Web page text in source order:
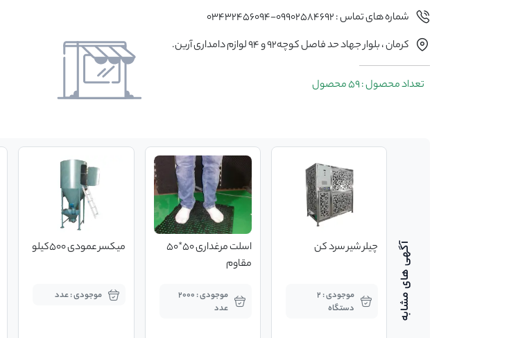
شماره های تماس : 09902584692-03432456094
کرمان ، بلوار جهاد حد فاصل کوچه۹۲ و ۹۴ لوازم دامداری آرین.
تعداد محصول : 59 محصول
چیلر شیر سرد کن
موجودی : 2
دستگاه
اسلت مرغداری 50*50
مقاوم
موجودی : 2000
عدد
میکسر عمودی 500کیلو
موجودی : عدد